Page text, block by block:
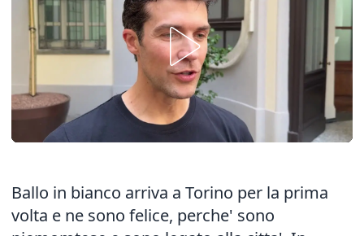
Ballo in bianco arriva a Torino per la prima
volta e ne sono felice, perche' sono